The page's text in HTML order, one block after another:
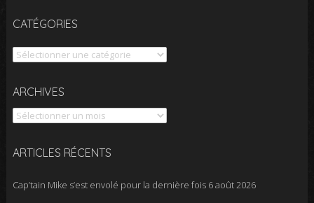
CATÉGORIES
Catégories
ARCHIVES
Archives
ARTICLES RÉCENTS
Cap’tain Mike s’est envolé pour la dernière fois 6 août 2026